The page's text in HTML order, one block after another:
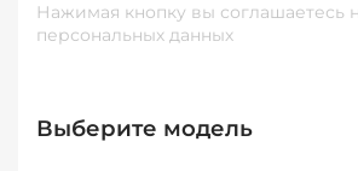
Нажимая кнопку вы соглашаетесь
персональных данных
Выберите модель